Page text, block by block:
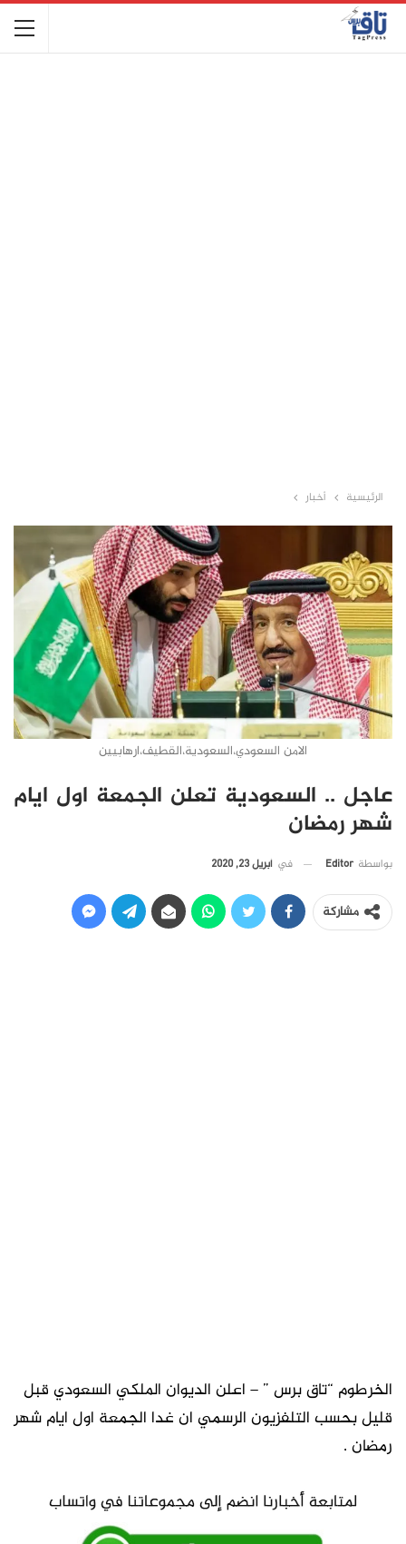
الرئيسية أخبار
الامن السعودي،السعودية،القطيف،ارهابيين
عاجل .. السعودية تعلن الجمعة اول ايام
شهر رمضان
بواسطة Editor في أبريل 23, 2020
مشاركة
الخرطوم “تاق برس ” – اعلن الديوان الملكي السعودي قبل
قليل بحسب التلفزيون الرسمي ان غدا الجمعة اول ايام شهر
رمضان .